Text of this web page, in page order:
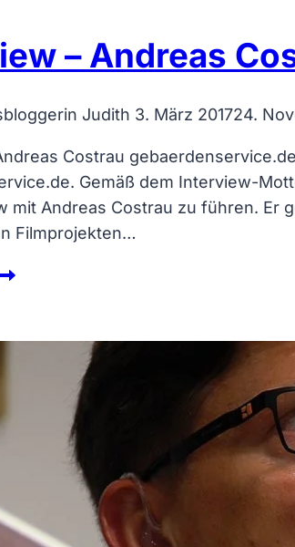
– Andreas
Judith 3. März 201724.
Costrau
Gemäß dem Interview-
mit Andreas Costrau zu führen. Er
Filmprojekten…
gebaerdenservice.de